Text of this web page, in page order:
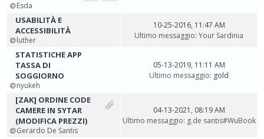
Esda
USABILITÀ E
ACCESSIBILITÀ
luther
10-25-2016, 11:47 AM
Ultimo messaggio: Your Sardinia
STATISTICHE APP
TASSA DI
SOGGIORNO
nyukeh
05-13-2019, 11:11 AM
Ultimo messaggio: gold
[ZAK] ORDINE CODE
CAMERE IN SYTAR
(MODIFICA PREZZI)
Gerardo De Santis
04-13-2021, 08:19 AM
Ultimo messaggio: g.de santis#WuBook